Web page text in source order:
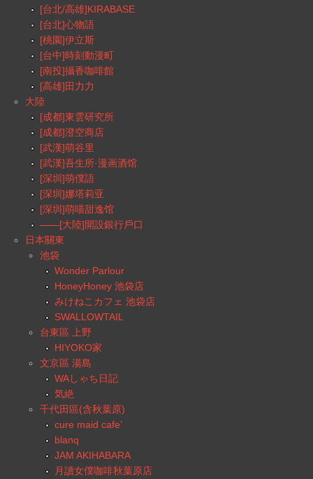
[台北/高雄]KIRABASE
[台北]心物語
[桃園]伊立斯
[台中]時刻動漫町
[南投]攝香咖啡館
[高雄]田力力
大陸
[成都]東雲研究所
[成都]澄空商店
[武漢]萌谷里
[武漢]吾生所·漫画酒馆
[深圳]萌僕語
[深圳]娜塔莉亚
[深圳]萌喵甜逸馆
——[大陸]開設銀行戶口
日本關東
池袋
Wonder Parlour
HoneyHoney 池袋店
みけねこカフェ 池袋店
SWALLOWTAIL
台東區 上野
HIYOKO家
文京區 湯島
WAしゃち日記
気絶
千代田區(含秋葉原)
cure maid cafe’
blanq
JAM AKIHABARA
月讀女僕咖啡秋葉原店